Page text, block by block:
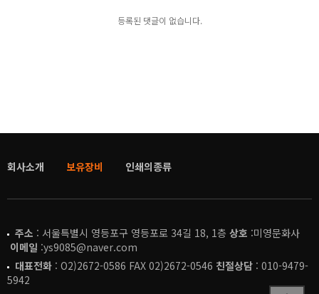
등록된 댓글이 없습니다.
회사소개 보유장비 인쇄의종류
주소 : 서울특별시 영등포구 영등포로 34길 18, 1층 상호 :미영문화사
이메일 :ys9085@naver.com
대표전화 : O2)2672-0586 FAX 02)2672-0546 친절상담 : 010-9479-
5942